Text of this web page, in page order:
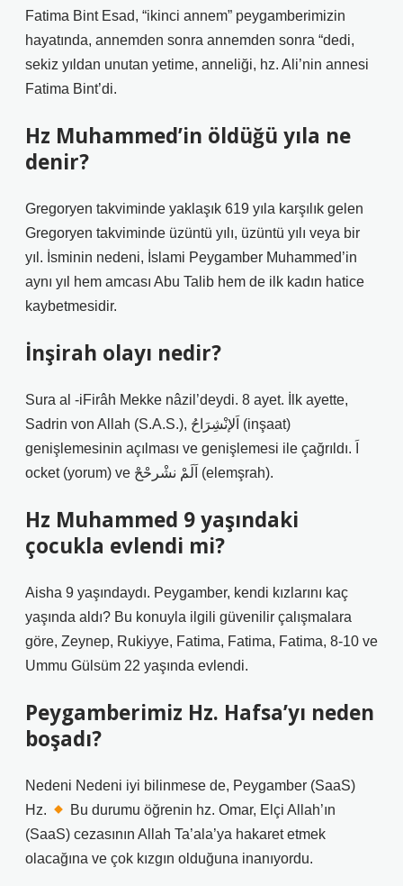
Fatima Bint Esad, “ikinci annem” peygamberimizin
hayatında, annemden sonra annemden sonra “dedi,
sekiz yıldan unutan yetime, anneliği, hz. Ali’nin annesi
Fatima Bint’di.
Hz Muhammed’in öldüğü yıla ne
denir?
Gregoryen takviminde yaklaşık 619 yıla karşılık gelen
Gregoryen takviminde üzüntü yılı, üzüntü yılı veya bir
yıl. İsminin nedeni, İslami Peygamber Muhammed’in
aynı yıl hem amcası Abu Talib hem de ilk kadın hatice
kaybetmesidir.
İnşirah olayı nedir?
Sura al -iFirâh Mekke nâzil’deydi. 8 ayet. İlk ayette,
Sadrin von Allah (S.A.S.), اَلإنْشِرَاحُ (inşaat)
genişlemesinin açılması ve genişlemesi ile çağrıldı. اَ
ocket (yorum) ve اَلَمْ نشْرحْحْ (elemşrah).
Hz Muhammed 9 yaşındaki
çocukla evlendi mi?
Aisha 9 yaşındaydı. Peygamber, kendi kızlarını kaç
yaşında aldı? Bu konuyla ilgili güvenilir çalışmalara
göre, Zeynep, Rukiyye, Fatima, Fatima, Fatima, 8-10 ve
Ummu Gülsüm 22 yaşında evlendi.
Peygamberimiz Hz. Hafsa’yı neden
boşadı?
Nedeni Nedeni iyi bilinmese de, Peygamber (SaaS)
Hz.
Bu durumu öğrenin hz. Omar, Elçi Allah’ın
(SaaS) cezasının Allah Ta’ala’ya hakaret etmek
olacağına ve çok kızgın olduğuna inanıyordu.